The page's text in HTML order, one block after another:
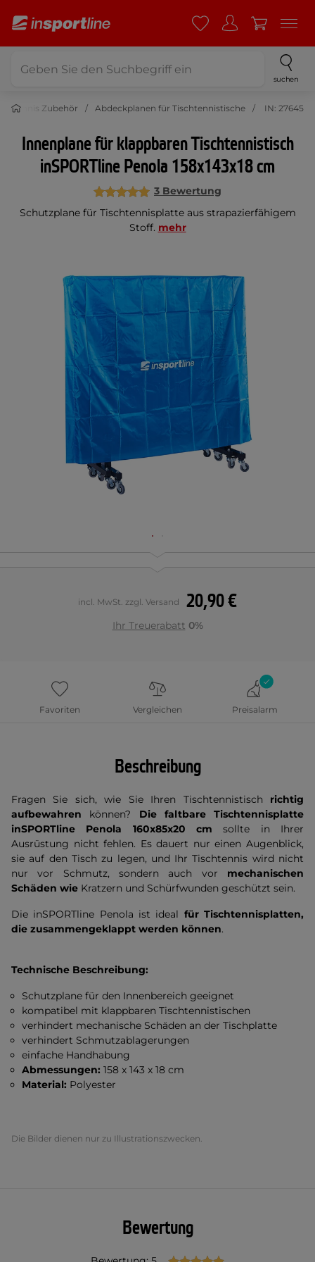
suchen
Zubehör Abdeckplanen für Tischtennistische IN: 27645
Innenplane für klappbaren Tischtennistisch
inSPORTline Penola 158x143x18 cm
3 Bewertung
Schutzplane für Tischtennisplatte aus strapazierfähigem
Stoff. mehr
20,90 €
incl. MwSt. zzgl. Versand
Ihr Treuerabatt 0%
Favoriten Vergleichen Preisalarm
Beschreibung
Fragen Sie sich, wie Sie Ihren Tischtennistisch richtig
aufbewahren können? Die faltbare Tischtennisplatte
inSPORTline Penola 160x85x20 cm sollte in Ihrer
Ausrüstung nicht fehlen. Es dauert nur einen Augenblick,
sie auf den Tisch zu legen, und Ihr Tischtennis wird nicht
nur vor Schmutz, sondern auch vor mechanischen
Schäden wie Kratzern und Schürfwunden geschützt sein.
Die inSPORTline Penola ist ideal für Tischtennisplatten,
die zusammengeklappt werden können.
Technische Beschreibung:
Schutzplane für den Innenbereich geeignet
kompatibel mit klappbaren Tischtennistischen
verhindert mechanische Schäden an der Tischplatte
verhindert Schmutzablagerungen
einfache Handhabung
Abmessungen:158 x 143 x 18 cm
Material: Polyester
Die Bilder dienen nur zu Illustrationszwecken.
Bewertung